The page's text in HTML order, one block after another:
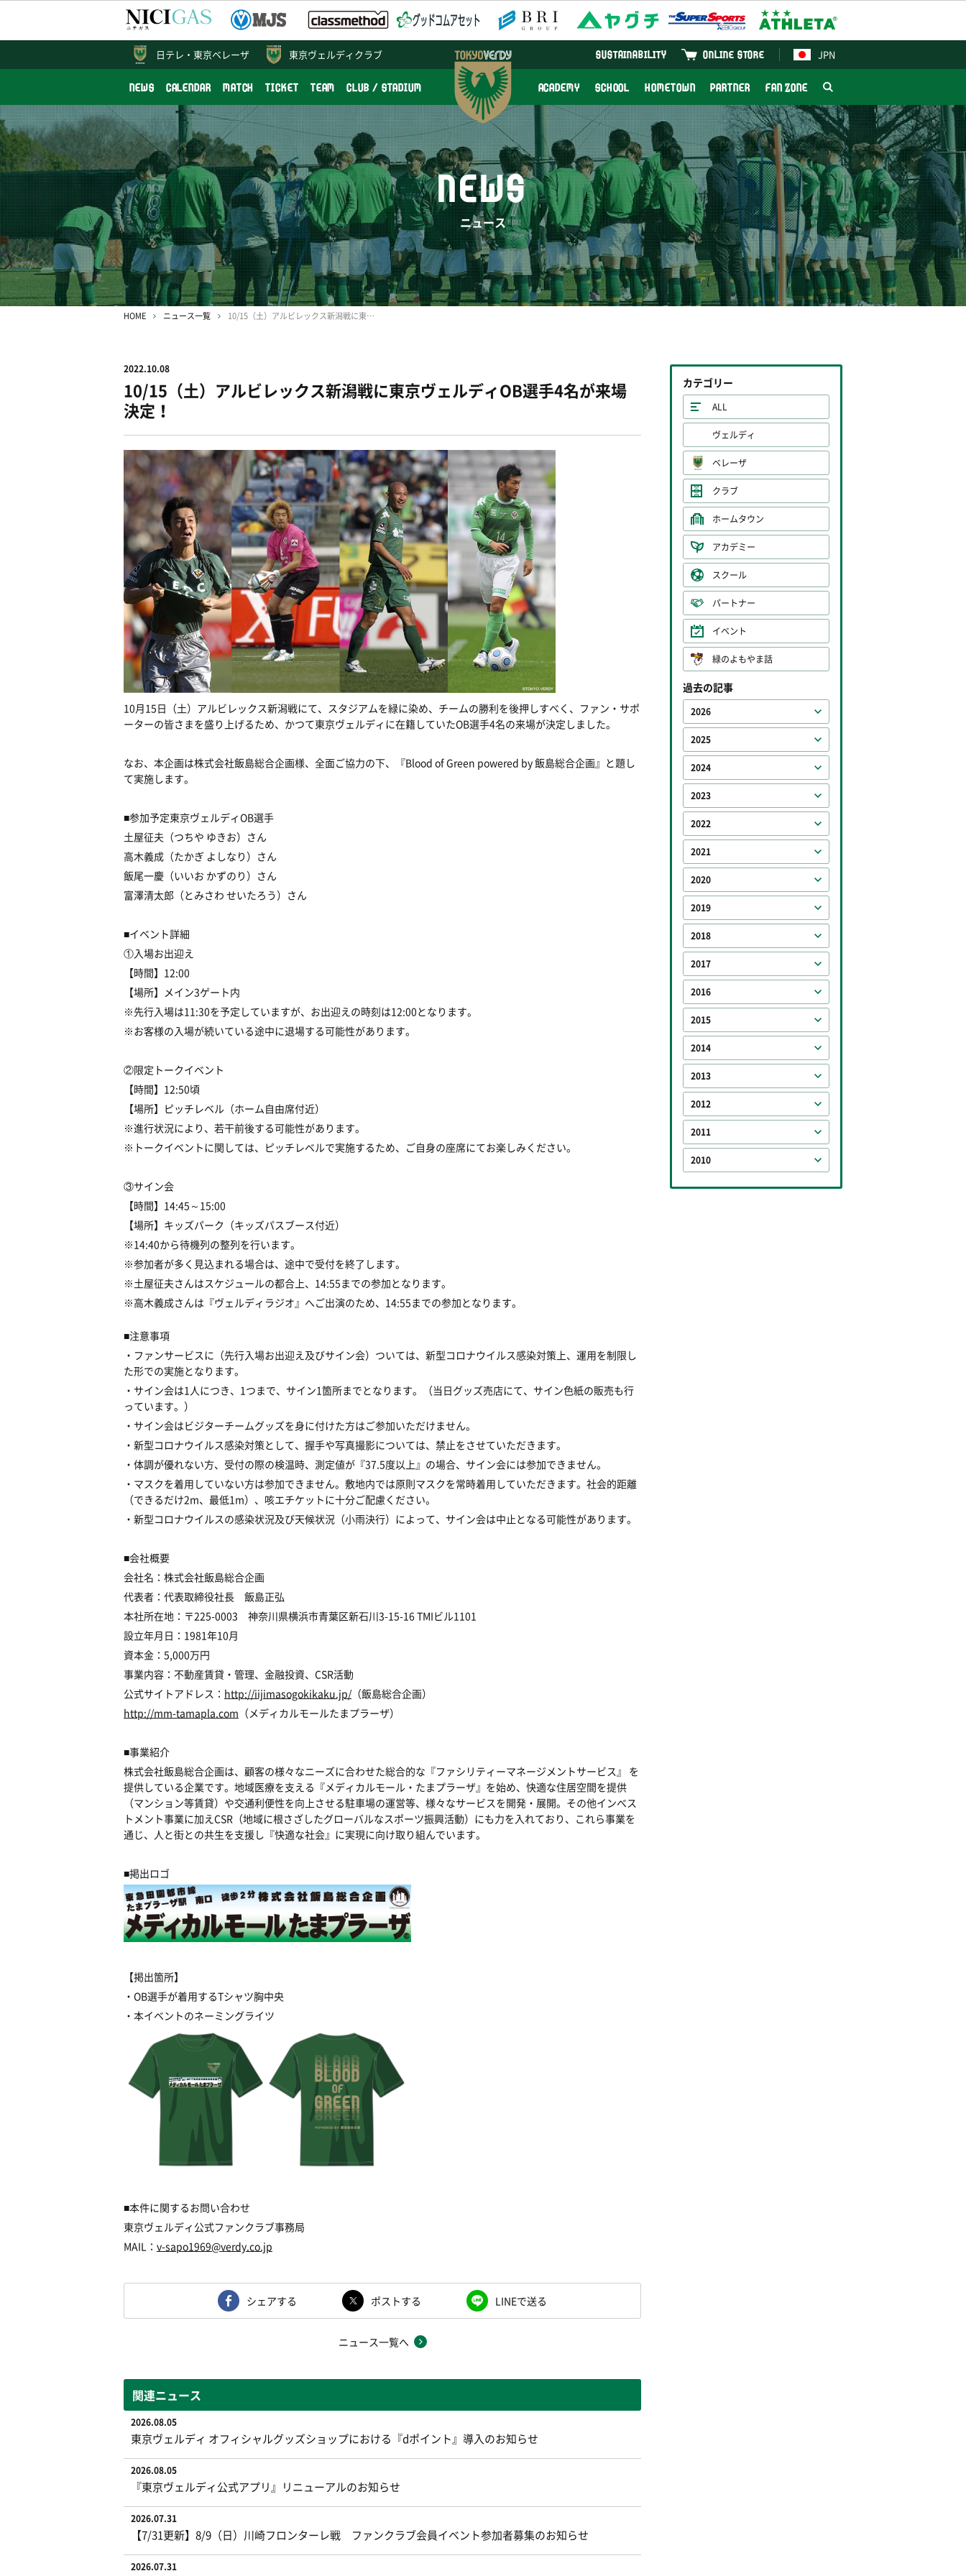
東京ヴェルディクラブ JPN
ONLINE STORE
SUSTAINABILITY
NEWS CALENDAR MATCH TICKET TEAM CLUB / STADIUM ACADEMY SCHOOL HOMETOWN PARTNER FAN ZONE
日テレ・ 東京ベレーザ
NEWS
ニュース
HOME ニュース一覧 10/15（土）アルビレックス新潟戦に東京ヴェルディOB選手4名が来場決定！
2022.10.08
10/15（土）アルビレックス新潟戦に東京ヴェルディOB選手4名が来場
決定！
10月15日（土）アルビレックス新潟戦にて、スタジアムを緑に染め、チームの勝利を後押しすべく、ファン・サポ
ーターの皆さまを盛り上げるため、かつて東京ヴェルディに在籍していたOB選手4名の来場が決定しました。
なお、本企画は株式会社飯島総合企画様、全面ご協力の下、『Blood of Green powered by 飯島総合企画』と題し
て実施します。
■参加予定東京ヴェルディOB選手
土屋征夫（つちや ゆきお）さん
高木義成（たかぎ よしなり）さん
飯尾一慶（いいお かずのり）さん
富澤清太郎（とみさわ せいたろう）さん
■イベント詳細
①入場お出迎え
【時間】 12:00
【場所】 メイン3ゲート内
※先行入場は11:30を予定していますが、お出迎えの時刻は12:00となります。
※お客様の入場が続いている途中に退場する可能性があります。
②限定トークイベント
【時間】 12:50頃
【場所】 ピッチレベル（ホーム自由席付近）
※進行状況により、若干前後する可能性があります。
※トークイベントに関しては、ピッチレベルで実施するため、ご自身の座席にてお楽しみください。
③サイン会
【時間】 14:45～15:00
【場所】キッズパーク（キッズパスブース付近）
※14:40から待機列の整列を行います。
※参加者が多く見込まれる場合は、途中で受付を終了します。
※土屋征夫さんはスケジュールの都合上、14:55までの参加となります。
※高木義成さんは『ヴェルディラジオ』へご出演のため、14:55までの参加となります。
■注意事項
・ファンサービスに（先行入場お出迎え及びサイン会）ついては、新型コロナウイルス感染対策上、運用を制限し
た形での実施となります。
・サイン会は1人につき、1つまで、サイン1箇所までとなります。（当日グッズ売店にて、サイン色紙の販売も行
っています。）
・サイン会はビジターチームグッズを身に付けた方はご参加いただけません。
・新型コロナウイルス感染対策として、握手や写真撮影については、禁止をさせていただきます。
・体調が優れない方、受付の際の検温時、測定値が『37.5度以上』の場合、サイン会には参加できません。
・マスクを着用していない方は参加できません。敷地内では原則マスクを常時着用していただきます。社会的距離
（できるだけ2m、最低1m）、咳エチケットに十分ご配慮ください。
・新型コロナウイルスの感染状況及び天候状況（小雨決行）によって、サイン会は中止となる可能性があります。
■会社概要
会社名：株式会社飯島総合企画
代表者：代表取締役社長 飯島正弘
本社所在地：〒225-0003 神奈川県横浜市青葉区新石川3-15-16 TMIビル1101
設立年月日：1981年10月
資本金：5,000万円
事業内容：不動産賃貸・管理、金融投資、CSR活動
公式サイトアドレス： http://iijimasogokikaku.jp/ （飯島総合企画）
http://mm-tamapla.com （メディカルモールたまプラーザ）
■事業紹介
株式会社飯島総合企画は、顧客の様々なニーズに合わせた総合的な『ファシリティーマネージメントサービス』 を
提供している企業です。地域医療を支える『メディカルモール・たまプラーザ』を始め、快適な住居空間を提供
（マンション等賃貸）や交通利便性を向上させる駐車場の運営等、様々なサービスを開発・展開。その他インべス
トメント事業に加えCSR（地域に根さざしたグローバルなスポーツ振興活動）にも力を入れており、これら事業を
通じ、人と街との共生を支援し『快適な社会』に実現に向け取り組んでいます。
■掲出ロゴ
【掲出箇所】
・OB選手が着用するTシャツ胸中央
・本イベントのネーミングライツ
■本件に関するお問い合わせ
東京ヴェルディ公式ファンクラブ事務局
MAIL： v-sapo1969@verdy.co.jp
シェアする ポストする LINEで送る
ニュース一覧へ
関連ニュース
2026.08.05
東京ヴェルディ オフィシャルグッズショップにおける『dポイント』導入のお知らせ
2026.08.05
『東京ヴェルディ公式アプリ』リニューアルのお知らせ
2026.07.31
【7/31更新】8/9（日）川崎フロンターレ戦 ファンクラブ会員イベント参加者募集のお知らせ
2026.07.31
カテゴリー
ALL
ヴェルディ
ベレーザ
クラブ
ホームタウン
アカデミー
スクール
パートナー
イベント
緑のよもやま話
過去の記事
2026
2025
2024
2023
2022
2021
2020
2019
2018
2017
2016
2015
2014
2013
2012
2011
2010